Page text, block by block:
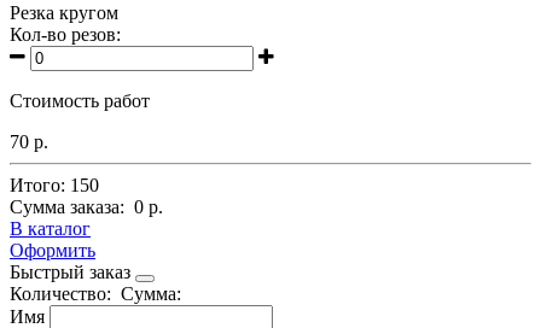
Резка кругом
Кол-во резов:
Стоимость работ
70 р.
Итого: 150
Сумма заказа: 0 р.
В каталог
Оформить
Быстрый заказ
Количество: Сумма:
Имя